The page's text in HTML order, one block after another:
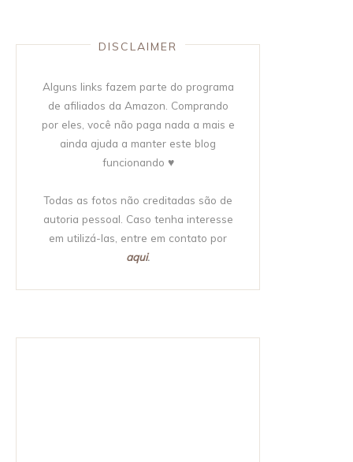
DISCLAIMER
Alguns links fazem parte do programa
de afiliados da Amazon. Comprando
por eles, você não paga nada a mais e
ainda ajuda a manter este blog
funcionando ♥
Todas as fotos não creditadas são de
autoria pessoal. Caso tenha interesse
em utilizá-las, entre em contato por
aqui.